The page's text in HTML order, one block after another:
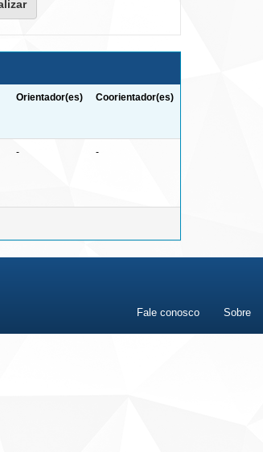
Orientador(es) Coorientador(es)
- -
Fale conosco Sobre